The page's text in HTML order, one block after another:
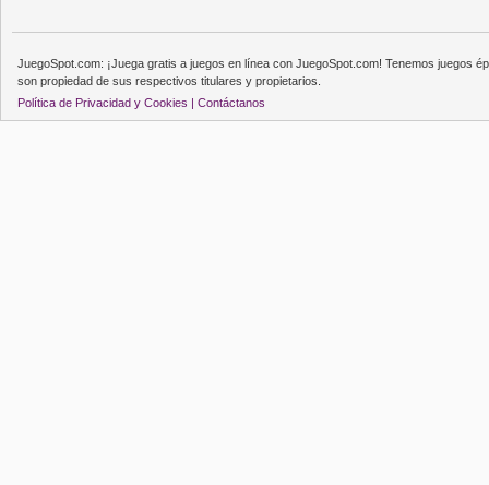
JuegoSpot.com: ¡Juega gratis a juegos en línea con JuegoSpot.com! Tenemos juegos
son propiedad de sus respectivos titulares y propietarios.
Política de Privacidad y Cookies | Contáctanos